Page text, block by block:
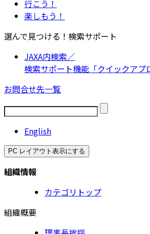
行こう！
楽しもう！
選んで見つける！検索サポート
JAXA内検索／
検索サポート機能「クイックアプ
お問合せ先一覧
English
PC レイアウト表示にする
組織情報
カテゴリトップ
組織概要